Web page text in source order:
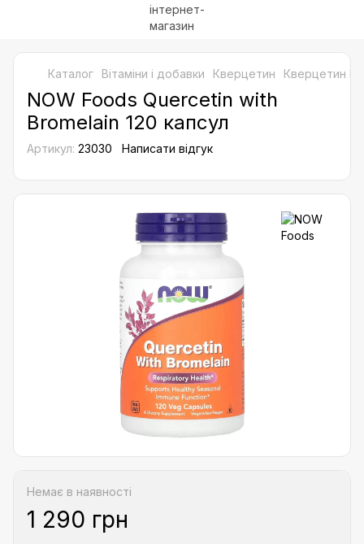
Каталог Bітаміни і добавки Кверцетин Кверцетин
NOW Foods Quercetin with
Bromelain 120 капсул
Артикул: 23030 Написати відгук
Немає в наявності
1 290 грн